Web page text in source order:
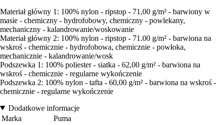
Materiał główny 1: 100% nylon - ripstop - 71,00 g/m² - barwiony w
masie - chemiczny - hydrofobowy, chemiczny - powlekany,
mechaniczny - kalandrowanie/woskowanie
Materiał główny 2: 100% nylon - ripstop - 71.00 g/m² - barwiona na
wskroś - chemicznie - hydrofobowa, chemicznie - powłoka,
mechanicznie - kalandrowanie/wosk
Podszewka 1: 100% poliester - siatka - 62,00 g/m² - barwiona na
wskroś - chemicznie - regularne wykończenie
Podszewka 2: 100% nylon - tafta - 60,00 g/m² - barwiona na wskroś -
chemicznie - regularne wykończenie
Dodatkowe informacje
Marka
Puma